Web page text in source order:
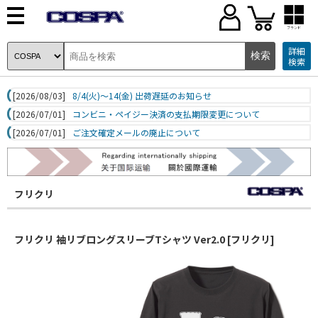
ブランド
詳細
検索
[2026/08/03]
8/4(火)～14(金) 出荷遅延のお知らせ
[2026/07/01]
コンビニ・ペイジー決済の支払期限変更について
[2026/07/01]
ご注文確定メールの廃止について
フリクリ
フリクリ 袖リブロングスリーブTシャツ Ver2.0 [フリクリ]